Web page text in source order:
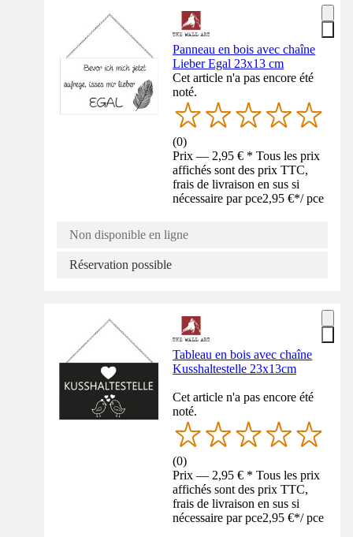
Panneau en bois avec chaîne
Lieber Egal 23x13 cm
Cet article n'a pas encore été
noté.
(0)
Prix — 2,95 € * Tous les prix
affichés sont des prix TTC,
frais de livraison en sus si
nécessaire par pce2,95 €*/ pce
Non disponible en ligne
Réservation possible
Tableau en bois avec chaîne
Kusshaltestelle 23x13cm
Cet article n'a pas encore été
noté.
(0)
Prix — 2,95 € * Tous les prix
affichés sont des prix TTC,
frais de livraison en sus si
nécessaire par pce2,95 €*/ pce